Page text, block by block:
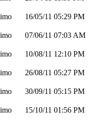
16/05/11 05:29 PM
07/06/11 07:03 AM
10/08/11 12:10 PM
26/08/11 05:27 PM
30/09/11 05:15 PM
15/10/11 01:56 PM